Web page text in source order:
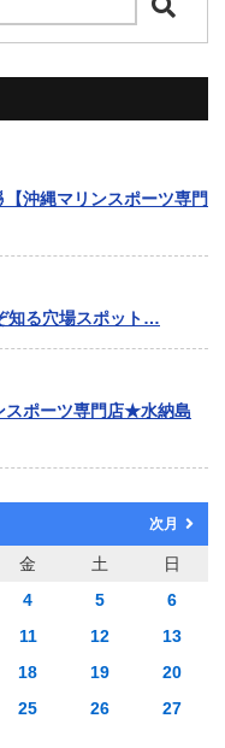
沖縄マリンスポーツ専門
知る穴場スポット…
スポーツ専門店★水納島
次月
金 土
日
4 5
6
11 12
13
18 19
20
25 26
27